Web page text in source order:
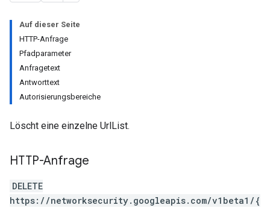
Auf dieser Seite
HTTP-Anfrage
Pfadparameter
Anfragetext
Antworttext
Autorisierungsbereiche
Löscht eine einzelne UrlList.
HTTP-Anfrage
DELETE
https://networksecurity.googleapis.com/v1beta1/{